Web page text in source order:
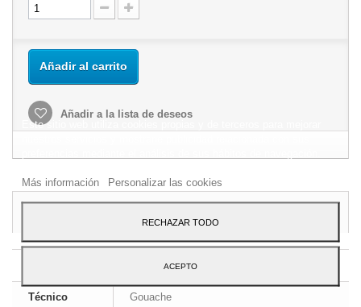
Añadir al carrito
Añadir a la lista de deseos
Pinturas
Técnico Gouache
Este sitio web utiliza cookies propias y de terceros para mejorar
Más información
Personalizar las cookies
RECHAZAR TODO
ACEPTO